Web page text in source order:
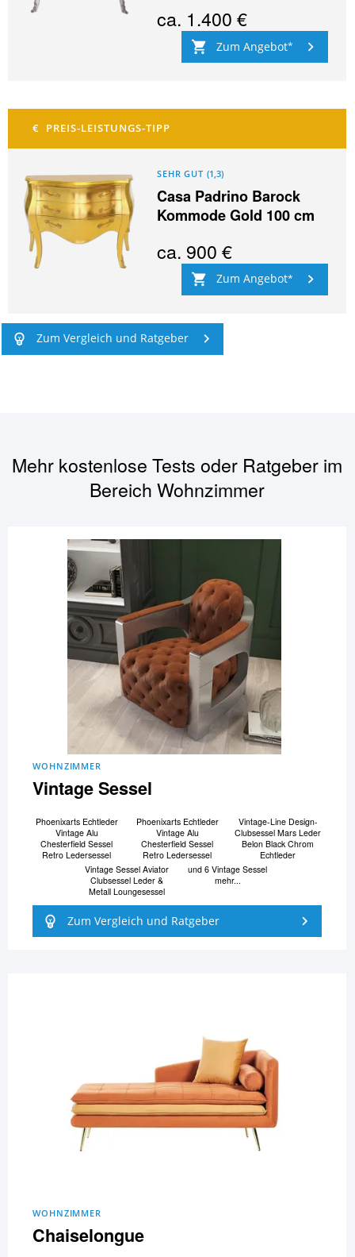
ca. 1.400 €
Zum Angebot
SEHR GUT (1,3)
Casa Padrino Barock
Kommode Gold 100 cm
ca. 900 €
Zum Angebot
Zum Vergleich und Ratgeber
Mehr kostenlose Tests oder Ratgeber im
BereichWohnzimmer
WOHNZIMMER
Vintage Sessel
Phoenixarts Echtleder
Vintage Alu
Chesterfield Sessel
Retro Ledersessel
Phoenixarts Echtleder
Vintage Alu
Chesterfield Sessel
Retro Ledersessel
Vintage-Line Design-
Clubsessel Mars Leder
Belon Black Chrom
Echtleder
Vintage Sessel Aviator
Clubsessel Leder &
Metall Loungesessel
und 6 Vintage Sessel
mehr...
Zum Vergleich und Ratgeber
WOHNZIMMER
Chaiselongue